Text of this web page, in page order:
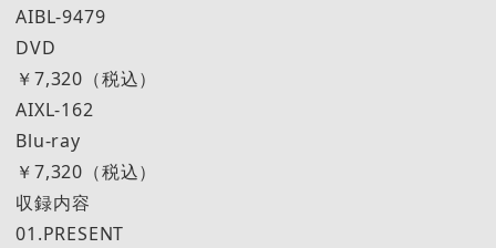
AIBL-9479
DVD
￥7,320（税込）
AIXL-162
Blu-ray
￥7,320（税込）
収録内容
01.PRESENT